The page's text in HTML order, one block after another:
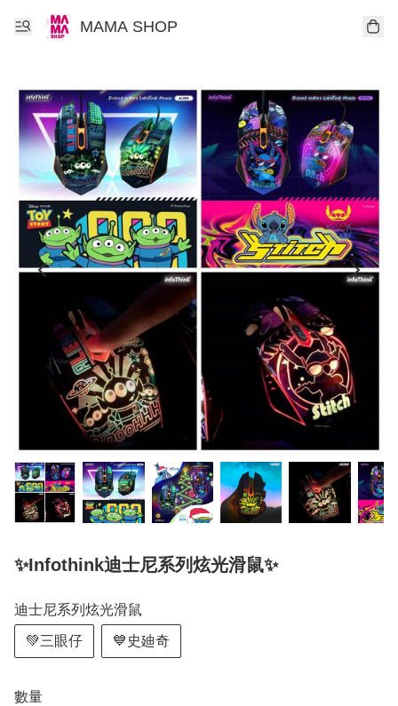
MAMA SHOP
✨Infothink迪士尼系列炫光滑鼠✨
迪士尼系列炫光滑鼠
💚三眼仔 💙史廸奇
數量